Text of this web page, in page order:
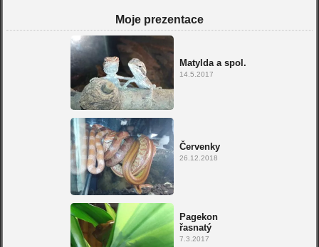
Moje prezentace
Matylda a spol.
14.5.2017
Červenky
26.12.2018
Pagekon
řasnatý
7.3.2017